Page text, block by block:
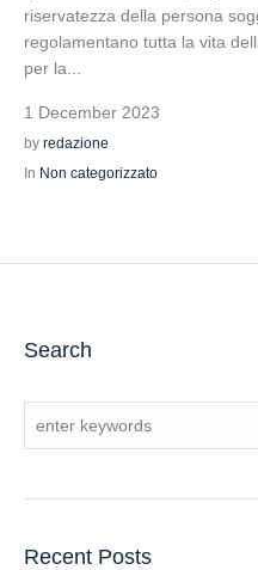
riservatezza della persona
regolamentano tutta la vita
per la...
1 December 2023
by redazione
In Non categorizzato
Search
Recent Posts